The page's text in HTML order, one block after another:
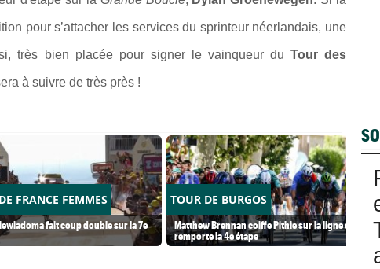
pour s’attacher les services du sprinteur néerlandais, une
très bien placée pour signer le vainqueur du Tour des
à suivre de très près !
FRANCE FEMMES
fait coup double sur la 7e
TOUR DE BURGOS
Matthew Brennan coiffe Pithie sur la ligne et
remporte la 4e étape